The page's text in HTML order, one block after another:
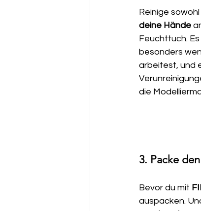
Reinige sowohl
deine Hände
Feuchttuch.
besonders
arbeitest, und
die
3. Packe
Bevor du mit
auspacken.